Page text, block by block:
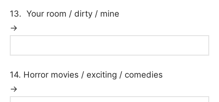
13. Your room / dirty / mine
→
14. Horror movies / exciting / comedies
→